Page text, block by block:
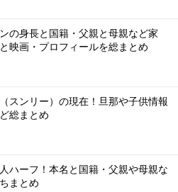
の身長と国籍・父親と母親など家
映画・プロフィールを総まとめ
スンリー）の現在！旦那や子供情報
総まとめ
ハーフ！本名と国籍・父親や母親な
まとめ